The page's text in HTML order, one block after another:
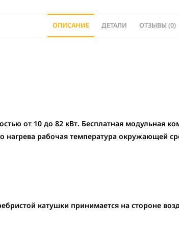
ОПИСАНИЕ ДЕТАЛИ ОТЗЫВЫ (0)
от 10 до 82 кВт. Бесплатная модульная
рабочая температура окружающей
катушки принимается на стороне